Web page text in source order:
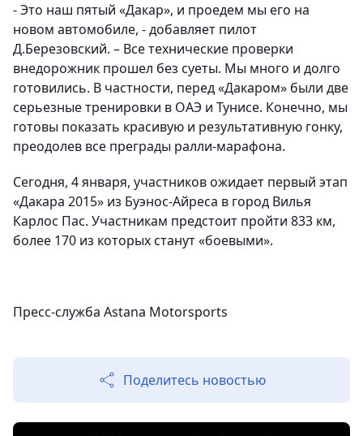
- Это наш пятый «Дакар», и проедем мы его на
новом автомобиле, -добавляет пилот
Д.Березовский. – Все технические проверки
внедорожник прошел без суеты. Мы много и долго
готовились. В частности, перед «Дакаром» были две
серьезные тренировки в ОАЭ и Тунисе. Конечно, мы
готовы показать красивую и результативную гонку,
преодолев все преграды ралли-марафона.
Сегодня, 4 января, участников ожидает первый этап
«Дакара 2015» из Буэнос-Айреса в город Вилья
Карлос Пас. Участникам предстоит пройти 833 км,
более 170 из которых станут «боевыми».
Пресс-служба Astana Motorsports
Поделитесь новостью